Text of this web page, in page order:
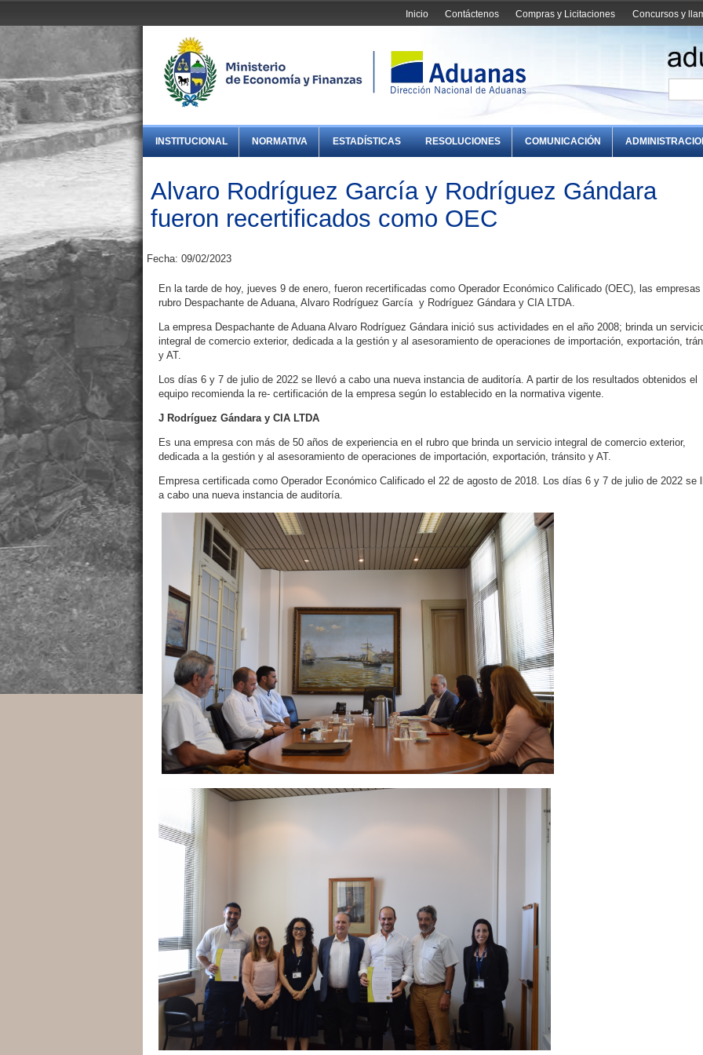
Concursos y
Compras y Licitaciones
Contáctenos
Inicio
INSTITUCIONAL NORMATIVA ESTADÍSTICAS RESOLUCIONES COMUNICACIÓN
Alvaro Rodríguez García y Rodríguez Gándara
fueron recertificados como OEC
Fecha: 09/02/2023
En la tarde de hoy, jueves 9 de enero, fueron recertificadas como Operador Económico Calificado (OEC), las empresas
rubro Despachante de Aduana, Alvaro Rodríguez García y Rodríguez Gándara y CIA LTDA.
La empresa Despachante de Aduana Alvaro Rodríguez Gándara inició sus actividades en el año 2008; brinda un
integral de comercio exterior, dedicada a la gestión y al asesoramiento de operaciones de importación, exportación,
y AT.
Los días 6 y 7 de julio de 2022 se llevó a cabo una nueva instancia de auditoría. A partir de los resultados obtenidos el
equipo recomienda la re- certificación de la empresa según lo establecido en la normativa vigente.
J Rodríguez Gándara y CIA LTDA
Es una empresa con más de 50 años de experiencia en el rubro que brinda un servicio integral de comercio exterior,
dedicada a la gestión y al asesoramiento de operaciones de importación, exportación, tránsito y AT.
Empresa certificada como Operador Económico Calificado el 22 de agosto de 2018. Los días 6 y 7 de julio de 2022 se
a cabo una nueva instancia de auditoría.